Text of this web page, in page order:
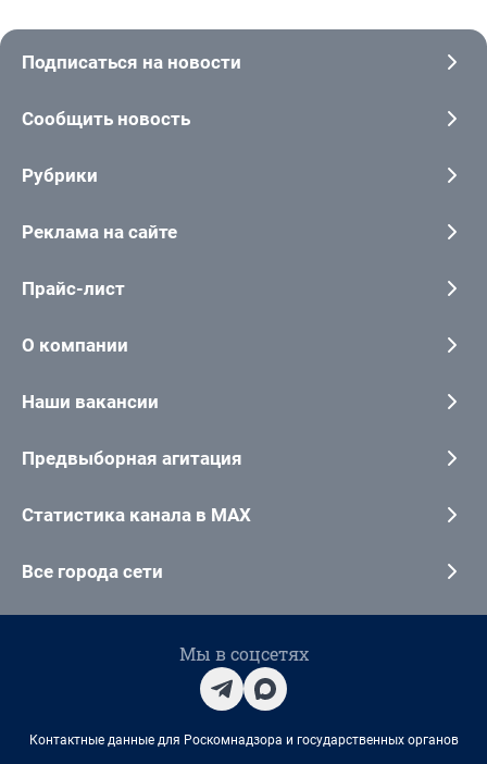
Подписаться на новости
Сообщить новость
Рубрики
Реклама на сайте
Прайс-лист
О компании
Наши вакансии
Предвыборная агитация
Статистика канала в MAX
Все города сети
Мы в соцсетях
Контактные данные для Роскомнадзора и государственных органов